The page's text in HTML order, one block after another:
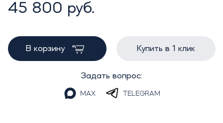
45 800 руб.
В корзину Купить в 1 клик
Задать вопрос:
MAX TELEGRAM